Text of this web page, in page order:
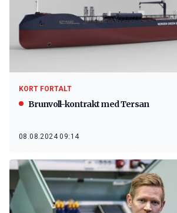
KORT FORTALT
Brunvoll-kontrakt med Tersan
08.08.2024 09:14